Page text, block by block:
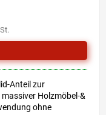
Anteil zur
Holzmöbel-&
ohne